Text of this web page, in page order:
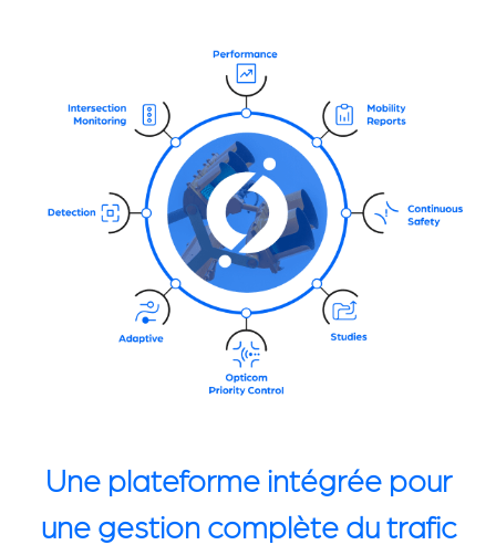
Une plateforme intégrée pour
une gestion complète du trafic